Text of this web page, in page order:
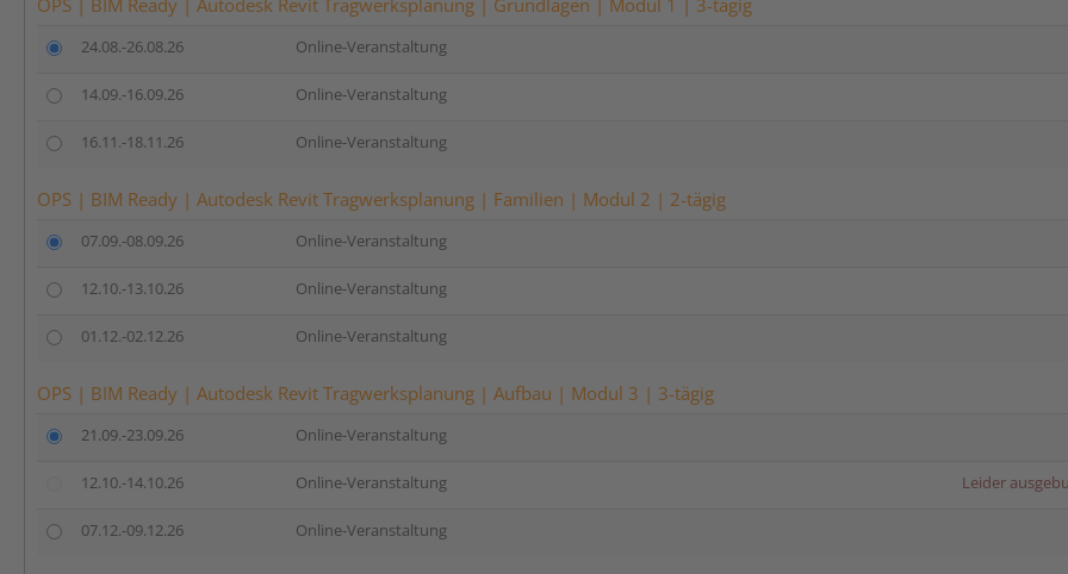
OPS | BIM Ready | Autodesk Revit Tragwerksplanung | Grundlagen | Modul 1 | 3-tägig
24.08.-26.08.26 Online-Veranstaltung
14.09.-16.09.26 Online-Veranstaltung
16.11.-18.11.26 Online-Veranstaltung
OPS | BIM Ready | Autodesk Revit Tragwerksplanung | Familien | Modul 2 | 2-tägig
07.09.-08.09.26 Online-Veranstaltung
12.10.-13.10.26 Online-Veranstaltung
01.12.-02.12.26 Online-Veranstaltung
OPS | BIM Ready | Autodesk Revit Tragwerksplanung | Aufbau | Modul 3 | 3-tägig
21.09.-23.09.26 Online-Veranstaltung
12.10.-14.10.26 Online-Veranstaltung Leider
07.12.-09.12.26 Online-Veranstaltung